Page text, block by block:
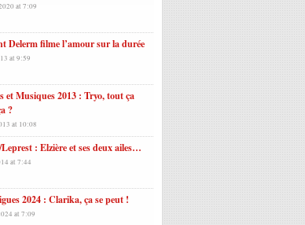
at 7:09
Delerm filme l’amour sur la durée
at 9:59
et Musiques 2013 : Tryo, tout ça
?
at 10:08
: Elzière et ses deux ailes…
at 7:44
2024 : Clarika, ça se peut !
at 7:09